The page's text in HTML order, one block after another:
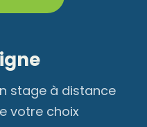
stage à distance
votre choix